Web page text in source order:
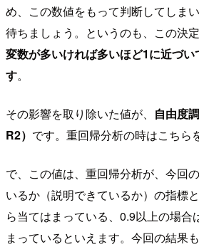
め、この数値をもって判断してしま
待ちましょう。というのも、この決定
変数が多いければ多いほど1に近づ
す。
その影響を取り除いた値が、 自由度
R2） です。重回帰分析の時はこちら
で、この値は、重回帰分析が、今回
いるか（説明できているか）の指標
ら当てはまっている、0.9以上の場合
まっているといえます。今回の結果